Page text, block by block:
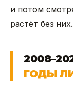
и потом
растёт без них.
ГОДЫ